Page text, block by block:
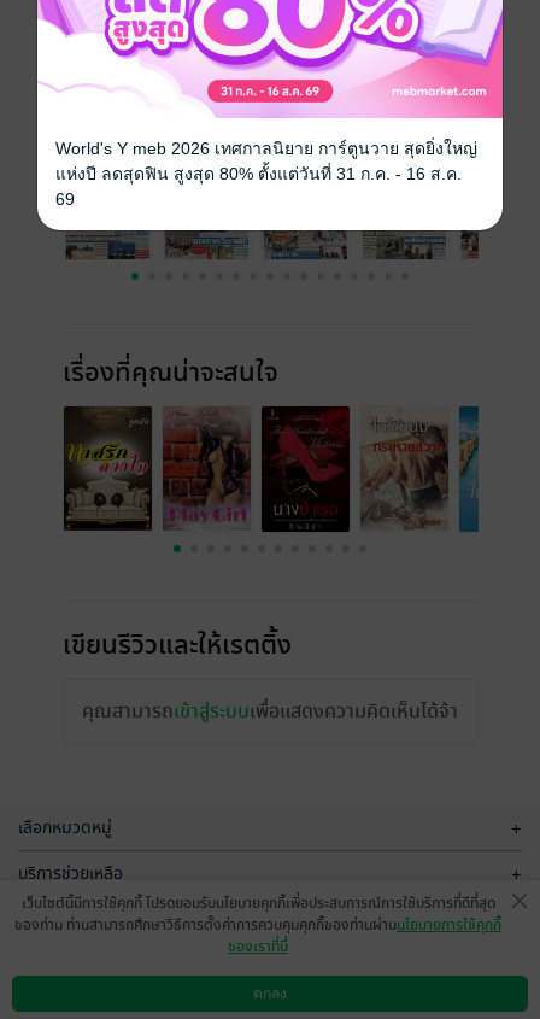
ราคาปก 10 บาท
ฉบับย้อนหลัง ดูทั้งหมด
เรื่องที่คุณน่าจะสนใจ
เขียนรีวิวและให้เรตติ้ง
คุณสามารถเข้าสู่ระบบเพื่อแสดงความคิดเห็นได้จ้า
เลือกหมวดหมู่ +
บริการช่วยเหลือ +
เกี่ยวกับเรา
ดาวน์โหลดแอป วิธีการใช้งาน ติดต่อเรา
เว็บไซต์นี้มีการใช้คุกกี้ โปรดยอมรับนโยบายคุกกี้เพื่อประสบการณ์การใช้บริการที่ดีที่สุด
ของท่าน ท่านสามารถศึกษาวิธีการตั้งค่าการควบคุมคุกกี้ของท่านผ่านนโยบายการใช้คุกกี้
ของเราที่นี่
ตกลง
World's Y meb 2026 เทศกาลนิยาย การ์ตูนวาย สุดยิ่งใหญ่
แห่งปี ลดสุดฟิน สูงสุด 80% ตั้งแต่วันที่ 31 ก.ค. - 16 ส.ค.
69